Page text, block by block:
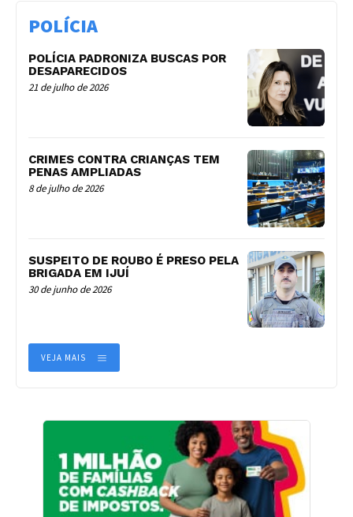
POLÍCIA
POLÍCIA PADRONIZA BUSCAS POR
DESAPARECIDOS
21 de julho de 2026
CRIMES CONTRA CRIANÇAS TEM
PENAS AMPLIADAS
8 de julho de 2026
SUSPEITO DE ROUBO É PRESO PELA
BRIGADA EM IJUÍ
30 de junho de 2026
VEJA MAIS